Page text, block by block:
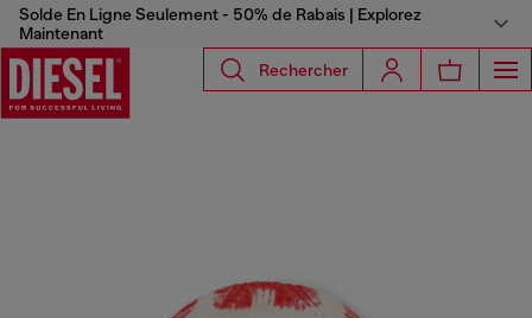
Solde En Ligne Seulement - 50% de Rabais | Explorez
Maintenant
Rechercher